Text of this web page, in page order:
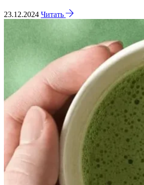
23.12.2024 Читать